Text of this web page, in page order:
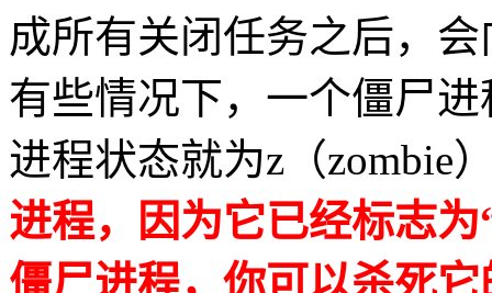
成所有关闭任务之后，
有些情况下，一个僵尸
进程状态就为z（zombie
进程，因为它已经标志
僵尸进程，你可以杀死